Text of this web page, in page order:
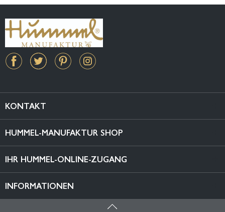
KONTAKT
HUMMEL-MANUFAKTUR SHOP
IHR HUMMEL-ONLINE-ZUGANG
INFORMATIONEN